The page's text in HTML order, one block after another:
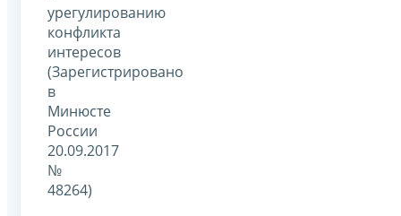
урегулированию
конфликта
интересов
(Зарегистрировано
в
Минюсте
России
20.09.2017
№
48264)